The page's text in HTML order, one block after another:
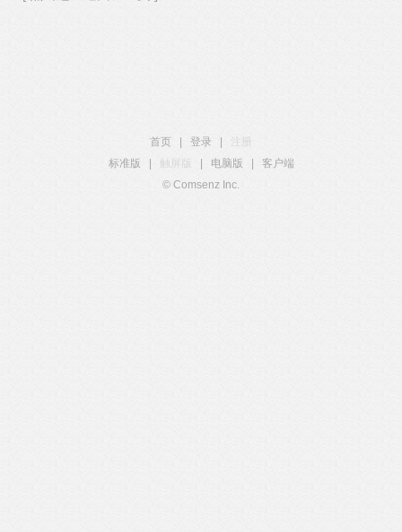
首页 登录
注册
标准版
触屏版 电脑版
客户端
© Comsenz Inc.